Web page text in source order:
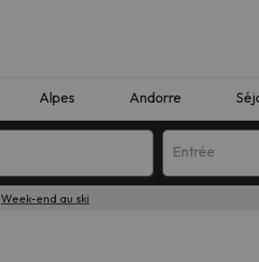
Alpes Andorre
Entrée
Week-end au ski